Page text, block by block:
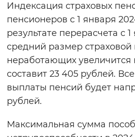
Включены
Звуковой
Воспроизвести
Индексация страховых
пенсионеров с 1 января
результате перерасчета с
средний размер страховой
неработающих увеличится
составит 23 405 рублей.
выплаты пенсий будет
рублей.
Максимальная сумма